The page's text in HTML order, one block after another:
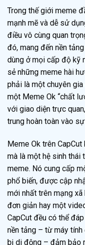
Trong thế giới meme
mạnh mẽ và dễ sử
điều vô cùng quan
đó, mang đến nền
dùng ở mọi cấp độ kỹ
sẻ những meme hài
phải là một chuyên
một Meme Ok “chất
với giao diện trực
trung hoàn toàn vào
Meme Ok trên
mà là một hệ sinh thái
meme. Nó cung cấp
phổ biến, được cập
mới nhất trên mạng
đơn giản hay một
CapCut đều có thể
nền tảng – từ máy
bị di động – đảm bảo